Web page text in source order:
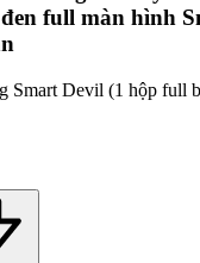
full màn hình
Smart Devil (1 hộp full